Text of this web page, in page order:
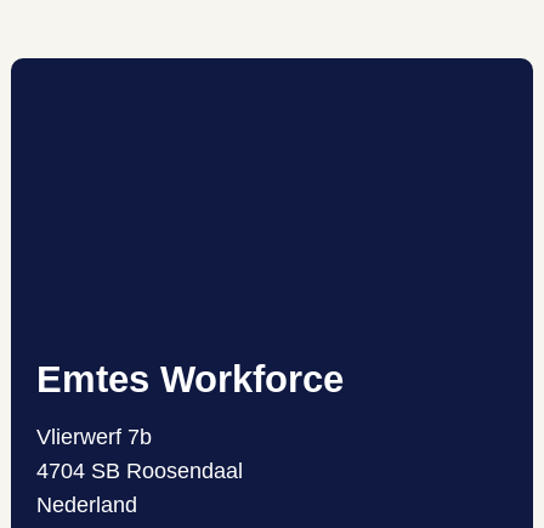
Emtes Workforce
Vlierwerf 7b
4704 SB Roosendaal
Nederland